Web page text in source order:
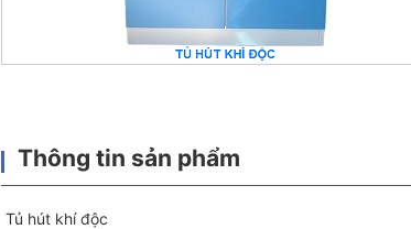
Thông tin sản phẩm
Tủ hút khí độc